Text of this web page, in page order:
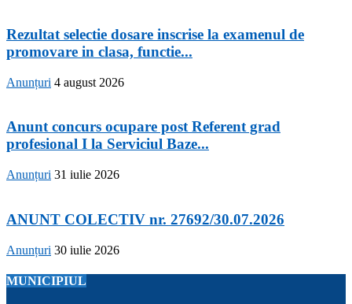
Rezultat selectie dosare inscrise la examenul de
promovare in clasa, functie...
Anunțuri 4 august 2026
Anunt concurs ocupare post Referent grad
profesional I la Serviciul Baze...
Anunțuri 31 iulie 2026
ANUNT COLECTIV nr. 27692/30.07.2026
Anunțuri 30 iulie 2026
MUNICIPIUL